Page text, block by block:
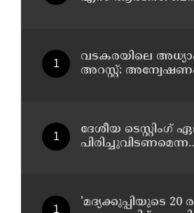
വടകരയിലെ
അറസ്റ്റ്:
ദേശീയ ടെസ്റ്റിംഗ്
പിരിച്ചുവിടണമെന്ന
'മദ്യക്കുപ്പിയുടെ 20